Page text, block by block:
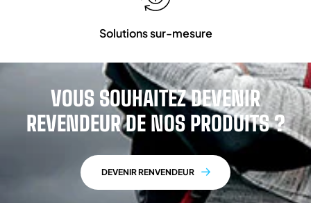
Solutions sur-mesure
VOUS SOUHAITEZ DEVENIR
REVENDEUR DE NOS PRODUITS ?
DEVENIR RENVENDEUR